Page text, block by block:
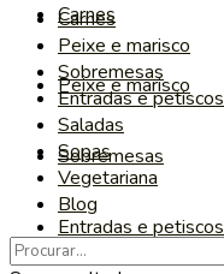
Carnes
Peixe e marisco
Sobremesas
Entradas e petiscos
Carnes
Peixe e marisco
Sobremesas
Entradas e petiscos
Saladas
Sopas
Vegetariana
Blog